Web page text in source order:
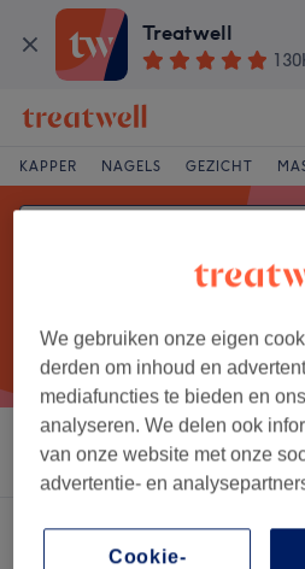
Treatwell
KAPPER NAGELS GEZICHT
Sorteer op Voorzieningen
Een salon met:
vrouwen harsen - bikinilijn in de buurt
We gebruiken onze eigen
derden om inhoud en
mediafuncties te bieden en
analyseren. We delen ook
van onze website met onze
advertentie- en
Cookie-